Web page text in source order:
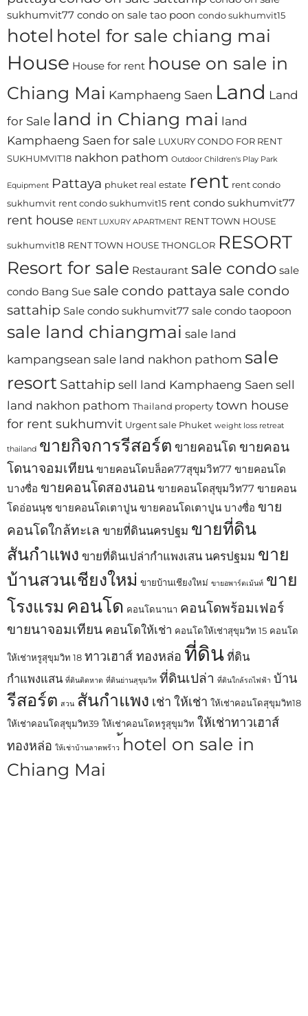
sukhumvit77 condo on sale tao poon condo sukhumvit15
hotel hotel for sale chiang mai
House House for rent house on sale in
Chiang Mai Kamphaeng Saen Land Land
for Sale land in Chiang mai land
Kamphaeng Saen for sale LUXURY CONDO FOR RENT
SUKHUMVIT18 nakhon pathom Outdoor Children's Play Park
Equipment Pattaya phuket real estate rent rent condo
sukhumvit rent condo sukhumvit15 rent condo sukhumvit77
rent house RENT LUXURY APARTMENT RENT TOWN HOUSE
sukhumvit18 RENT TOWN HOUSE THONGLOR RESORT
Resort for sale Restaurant sale condo sale
condo Bang Sue sale condo pattaya sale condo
sattahip Sale condo sukhumvit77 sale condo taopoon
sale land chiangmai sale land
kampangsean sale land nakhon pathom sale
resort Sattahip sell land Kamphaeng Saen sell
land nakhon pathom Thailand property town house
for rent sukhumvit Urgent sale Phuket weight loss retreat
thailand ขายกิจการรีสอร์ต ขายคอนโด ขายคอน
โดนาจอมเทียน ขายคอนโดบล็อค77สุขุมวิท77 ขายคอนโด
บางซื่อ ขายคอนโดสองนอน ขายคอนโดสุขุมวิท77 ขายคอน
โดอ่อนนุช ขายคอนโดเตาปูน ขายคอนโดเตาปูน บางซื่อ ขาย
คอนโดใกล้ทะเล ขายที่ดินนครปฐม ขายที่ดิน
สันกำแพง ขายที่ดินเปล่ากำแพงเสน นครปฐมม ขาย
บ้านสวนเชียงใหม่ ขายบ้านเชียงใหม่ ขายอพาร์ตเม้นท์ ขาย
โรงแรม คอนโด คอนโดนานา คอนโดพร้อมเฟอร์
ขายนาจอมเทียน คอนโดให้เช่า คอนโดให้เช่าสุขุมวิท 15 คอนโด
ให้เช่าหรูสุขุมวิท 18 ทาวเฮาส์ ทองหล่อ ที่ดิน ที่ดิน
กำแพงแสน ที่ดินติดหาด ที่ดินย่านสุขุมวิท ที่ดินเปล่า ที่ดินใกล้รถไฟฟ้า บ้าน
รีสอร์ต สวน สันกำแพง เช่า ให้เช่า ให้เช่าคอนโดสุขุมวิท18
ให้เช่าคอนโดสุขุมวิท39 ให้เช่าคอนโดหรูสุขุมวิท ให้เช่าทาวเฮาส์
ทองหล่อ ให้เช่าบ้านลาดพร้าว ้hotel on sale in
Chiang Mai